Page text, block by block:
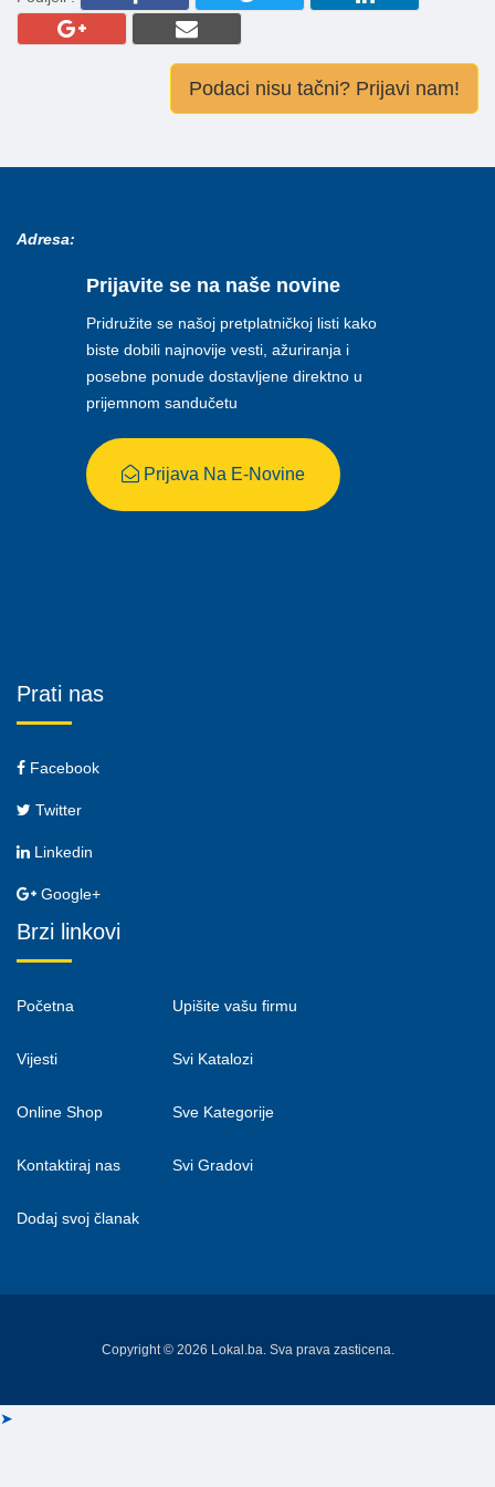
Podaci nisu tačni? Prijavi nam!
Adresa:
Prijavite se na naše novine
Pridružite se našoj pretplatničkoj listi kako
biste dobili najnovije vesti, ažuriranja i
posebne ponude dostavljene direktno u
prijemnom sandučetu
Prijava Na E-Novine
Prati nas
Facebook
Twitter
Linkedin
Google+
Brzi linkovi
Početna
Vijesti
Online Shop
Kontaktiraj nas
Dodaj svoj članak
Upišite vašu firmu
Svi Katalozi
Sve Kategorije
Svi Gradovi
Copyright © 2026 Lokal.ba. Sva prava zasticena.
➤